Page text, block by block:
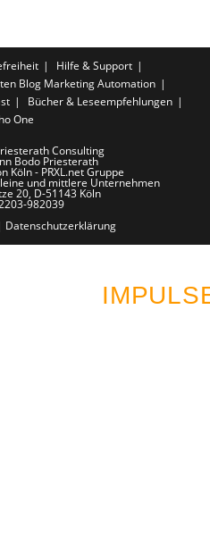
Hilfe & Support
Blog Marketing Automation
Bücher & Leseempfehlungen
One
Consulting
Bodo Priesterath
Köln - PRXL.net Gruppe
und mittlere Unternehmen
20, D-51143 Köln
982039
Datenschutzerklärung